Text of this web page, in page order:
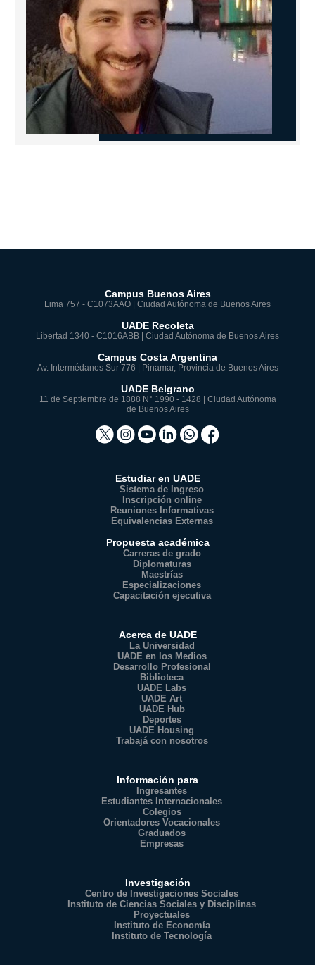
Campus Buenos Aires
Lima 757 - C1073AAO | Ciudad Autónoma de Buenos Aires
UADE Recoleta
Libertad 1340 - C1016ABB | Ciudad Autónoma de Buenos Aires
Campus Costa Argentina
Av. Intermédanos Sur 776 | Pinamar, Provincia de Buenos Aires
UADE Belgrano
11 de Septiembre de 1888 N° 1990 - 1428 | Ciudad Autónoma
de Buenos Aires
Estudiar en UADE
Sistema de Ingreso
Inscripción online
Reuniones Informativas
Equivalencias Externas
Propuesta académica
Carreras de grado
Diplomaturas
Maestrías
Especializaciones
Capacitación ejecutiva
Acerca de UADE
La Universidad
UADE en los Medios
Desarrollo Profesional
Biblioteca
UADE Labs
UADE Art
UADE Hub
Deportes
UADE Housing
Trabajá con nosotros
Información para
Ingresantes
Estudiantes Internacionales
Colegios
Orientadores Vocacionales
Graduados
Empresas
Investigación
Centro de Investigaciones Sociales
Instituto de Ciencias Sociales y Disciplinas
Proyectuales
Instituto de Economía
Instituto de Tecnología